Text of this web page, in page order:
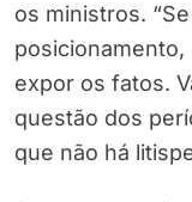
os ministros.
expor os fatos.
questão dos
que não há